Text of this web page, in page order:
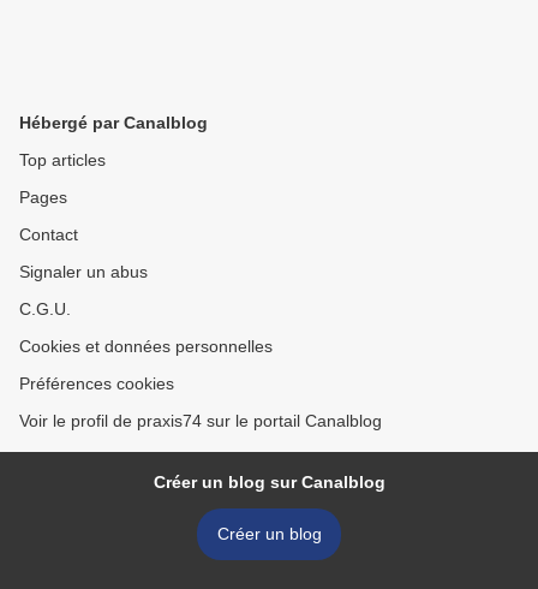
Hébergé par Canalblog
Top articles
Pages
Contact
Signaler un abus
C.G.U.
Cookies et données personnelles
Préférences cookies
Voir le profil de praxis74 sur le portail Canalblog
Créer un blog sur Canalblog
Créer un blog